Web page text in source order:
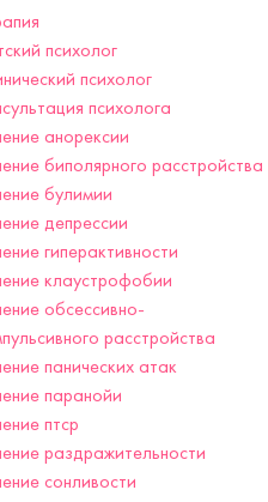
психолог
психолог
психолога
анорексии
биполярного расстройства
булимии
депрессии
гиперактивности
клаустрофобии
обсессивно-
расстройства
панических атак
паранойи
птср
раздражительности
сонливости